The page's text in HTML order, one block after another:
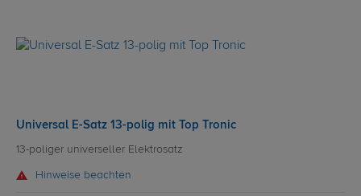
Universal E-Satz 13-polig mit Top Tronic
13-poliger universeller Elektrosatz
Hinweise beachten